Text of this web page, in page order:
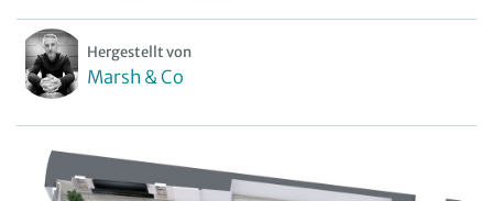
Hergestellt von
Marsh & Co